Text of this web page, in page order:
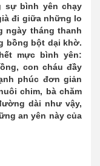
sự bình yên chạy
đi giữa những lo
ngày tháng thanh
bồng bột dại khờ.
mực bình yên:
con cháu đầy
phúc đơn giản
chim, bà chăm
dài như vậy,
an yên này của